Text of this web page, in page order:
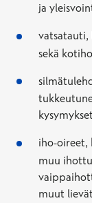
ja
vatsatauti,
sekä
kysymykset
iho-oireet,
muu
muut